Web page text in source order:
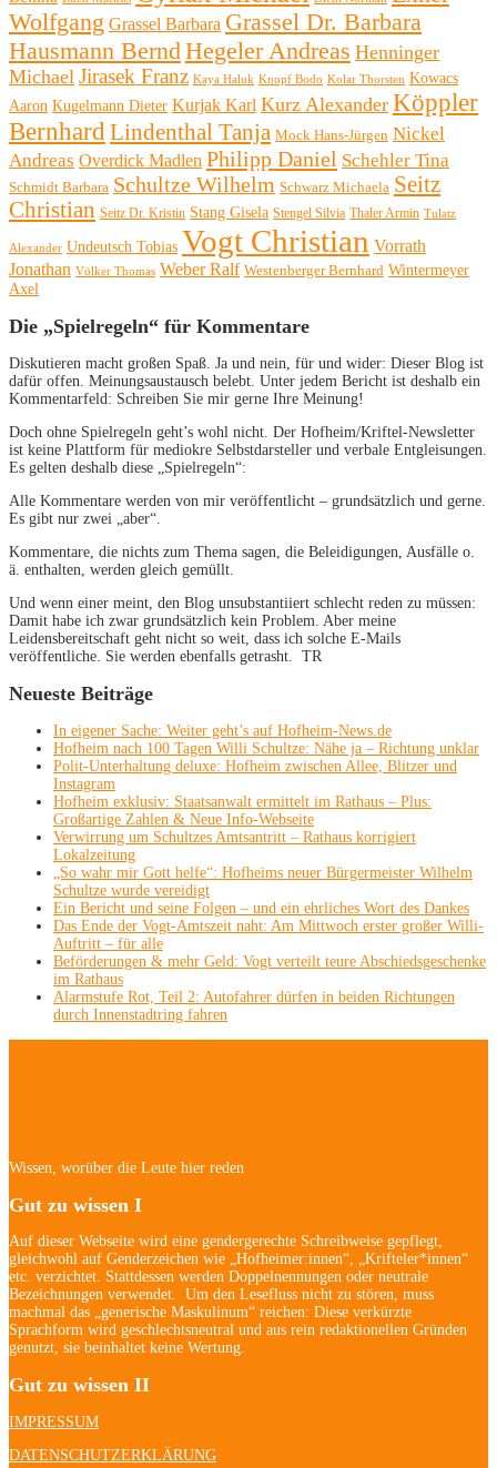
Wolfgang Grassel Barbara Grassel Dr. Barbara
Hausmann Bernd Hegeler Andreas Henninger
Michael Jirasek Franz Kaya Haluk Knopf Bodo Kolar Thorsten Kowacs
Aaron Kugelmann Dieter Kurjak Karl Kurz Alexander Köppler
Bernhard Lindenthal Tanja Mock Hans-Jürgen Nickel
Andreas Overdick Madlen Philipp Daniel Schehler Tina
Schmidt Barbara Schultze Wilhelm Schwarz Michaela Seitz
Christian Seitz Dr. Kristin Stang Gisela Stengel Silvia Thaler Armin Tulatz
Alexander Undeutsch Tobias Vogt Christian Vorrath
Jonathan Völker Thomas Weber Ralf Westenberger Bernhard Wintermeyer
Axel
Die „Spielregeln“ für Kommentare
Diskutieren macht großen Spaß. Ja und nein, für und wider: Dieser Blog ist
dafür offen. Meinungsaustausch belebt. Unter jedem Bericht ist deshalb ein
Kommentarfeld: Schreiben Sie mir gerne Ihre Meinung!
Doch ohne Spielregeln geht’s wohl nicht. Der Hofheim/Kriftel-Newsletter
ist keine Plattform für mediokre Selbstdarsteller und verbale Entgleisungen.
Es gelten deshalb diese „Spielregeln“:
Alle Kommentare werden von mir veröffentlicht – grundsätzlich und gerne.
Es gibt nur zwei „aber“.
Kommentare, die nichts zum Thema sagen, die Beleidigungen, Ausfälle o.
ä. enthalten, werden gleich gemüllt.
Und wenn einer meint, den Blog unsubstantiiert schlecht reden zu müssen:
Damit habe ich zwar grundsätzlich kein Problem. Aber meine
Leidensbereitschaft geht nicht so weit, dass ich solche E-Mails
veröffentliche. Sie werden ebenfalls getrasht. TR
Neueste Beiträge
In eigener Sache: Weiter geht’s auf Hofheim-News.de
Hofheim nach 100 Tagen Willi Schultze: Nähe ja – Richtung unklar
Polit-Unterhaltung deluxe: Hofheim zwischen Allee, Blitzer und
Instagram
Hofheim exklusiv: Staatsanwalt ermittelt im Rathaus – Plus:
Großartige Zahlen & Neue Info-Webseite
Verwirrung um Schultzes Amtsantritt – Rathaus korrigiert
Lokalzeitung
„So wahr mir Gott helfe“: Hofheims neuer Bürgermeister Wilhelm
Schultze wurde vereidigt
Ein Bericht und seine Folgen – und ein ehrliches Wort des Dankes
Das Ende der Vogt-Amtszeit naht: Am Mittwoch erster großer Willi-
Auftritt – für alle
Beförderungen & mehr Geld: Vogt verteilt teure Abschiedsgeschenke
im Rathaus
Alarmstufe Rot, Teil 2: Autofahrer dürfen in beiden Richtungen
durch Innenstadtring fahren
Wissen, worüber die Leute hier reden
Gut zu wissen I
Auf dieser Webseite wird eine gendergerechte Schreibweise gepflegt,
gleichwohl auf Genderzeichen wie „Hofheimer:innen“, „Krifteler*innen“
etc. verzichtet. Stattdessen werden Doppelnennungen oder neutrale
Bezeichnungen verwendet. Um den Lesefluss nicht zu stören, muss
machmal das „generische Maskulinum“ reichen: Diese verkürzte
Sprachform wird geschlechtsneutral und aus rein redaktionellen Gründen
genutzt, sie beinhaltet keine Wertung.
Gut zu wissen II
IMPRESSUM
DATENSCHUTZERKLÄRUNG